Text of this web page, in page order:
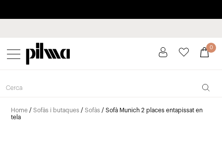
pilma 0
Home /Sofàs i butaques /Sofàs / Sofà Munich 2 places entapissat en
tela